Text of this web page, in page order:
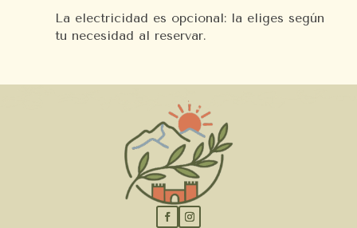
La electricidad es opcional: la eliges según
tu necesidad al reservar.